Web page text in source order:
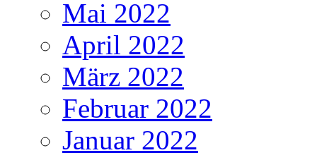
Mai 2022
April 2022
März 2022
Februar 2022
Januar 2022